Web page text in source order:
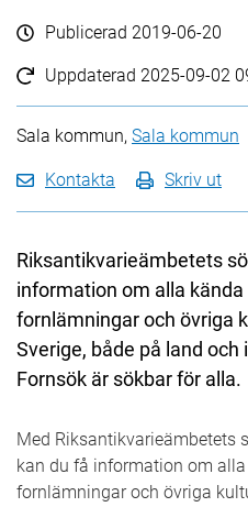
Publicerad 2019-06-20
Uppdaterad 2025-09-02
Sala kommun, Sala kommun
Kontakta Skriv ut
Riksantikvarieämbetets
information om alla
fornlämningar och övriga
Sverige, både på land
Fornsök är sökbar för alla.
Med Riksantikvarieämbetets
kan du få information om
fornlämningar och övriga